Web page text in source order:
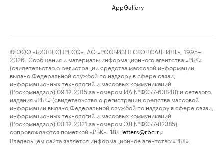
AppGallery
© ООО «БИЗНЕСПРЕСС», АО «РОСБИЗНЕСКОНСАЛТИНГ», 1995–
2026. Сообщения и материалы информационного агентства «РБК»
(свидетельство о регистрации средства массовой информации
выдано Федеральной службой по надзору в сфере связи,
информационных технологий и массовых коммуникаций
(Роскомнадзор) 09.12.2015 за номером ИА №ФС77-63848) и сетевого
издания «РБК» (свидетельство о регистрации средства массовой
информации выдано Федеральной службой по надзору в сфере связи,
информационных технологий и массовых коммуникаций
(Роскомнадзор) 03.12.2021 за номером ЭЛ №ФС77-82385)
сопровождаются пометкой «РБК».
18+ letters@rbc.ru
Владельцем сайта является информационное агентство «РБК».